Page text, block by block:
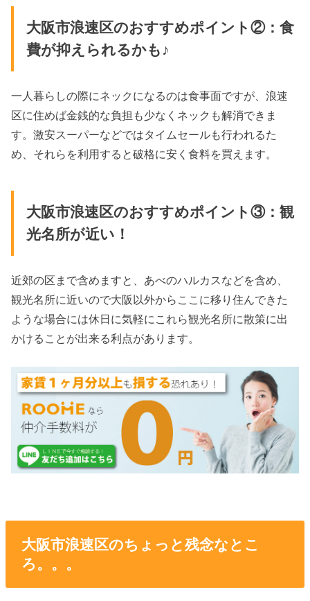
大阪市浪速区のおすすめポイント②：食
費が抑えられるかも♪
一人暮らしの際にネックになるのは食事面ですが、浪速
区に住めば金銭的な負担も少なくネックも解消できま
す。激安スーパーなどではタイムセールも行われるた
め、それらを利用すると破格に安く食料を買えます。
大阪市浪速区のおすすめポイント③：観
光名所が近い！
近郊の区まで含めますと、あべのハルカスなどを含め、
観光名所に近いので大阪以外からここに移り住んできた
ような場合には休日に気軽にこれら観光名所に散策に出
かけることが出来る利点があります。
大阪市浪速区のちょっと残念なとこ
ろ。。。